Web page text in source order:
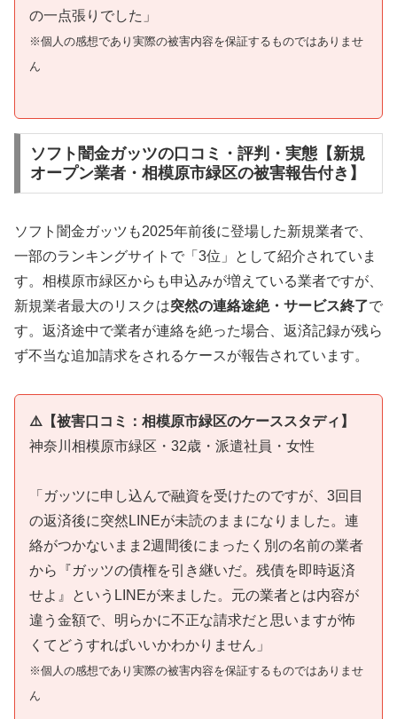
の一点張りでした」
※個人の感想であり実際の被害内容を保証するものではありませ
ん
ソフト闇金ガッツの口コミ・評判・実態【新規
オープン業者・相模原市緑区の被害報告付き】
ソフト闇金ガッツも2025年前後に登場した新規業者で、
一部のランキングサイトで「3位」として紹介されていま
す。相模原市緑区からも申込みが増えている業者ですが、
新規業者最大のリスクは突然の連絡途絶・サービス終了で
す。返済途中で業者が連絡を絶った場合、返済記録が残ら
ず不当な追加請求をされるケースが報告されています。
⚠️【被害口コミ：相模原市緑区のケーススタディ】
神奈川相模原市緑区・32歳・派遣社員・女性
「ガッツに申し込んで融資を受けたのですが、3回目
の返済後に突然LINEが未読のままになりました。連
絡がつかないまま2週間後にまったく別の名前の業者
から『ガッツの債権を引き継いだ。残債を即時返済
せよ』というLINEが来ました。元の業者とは内容が
違う金額で、明らかに不正な請求だと思いますが怖
くてどうすればいいかわかりません」
※個人の感想であり実際の被害内容を保証するものではありませ
ん